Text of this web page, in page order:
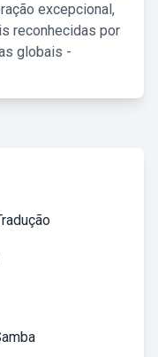
excepcional,
reconhecidas por
globais -